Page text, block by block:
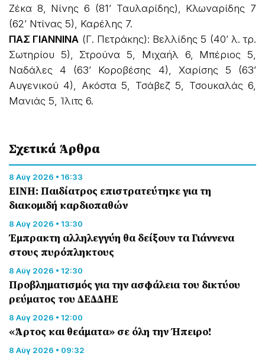
Ζέκα 8, Νίνης 6 (81’ Ταυλαρίδης), Κλωναρίδης 7
(62’ Ντίνας 5), Καρέλης 7.
ΠΑΣ ΓΙΑΝΝΙΝΑ (Γ. Πετράκης): Βελλίδης 5 (40’ λ. τρ.
Σωτηρίου 5), Στρούνα 5, Μιχαήλ 6, Μπέριος 5,
Ναδάλες 4 (63’ Κοροβέσης 4), Χαρίσης 5 (63’
Αυγενικού 4), Ακόστα 5, Τσάβεζ 5, Τσουκαλάς 6,
Μανιάς 5, Ίλιτς 6.
Σχετικά Άρθρα
8 Αύγ 2026 • 16:33
ΕΙΝΗ: Παιδίατρος επιστρατεύτηκε για τη
διακομιδή καρδιοπαθών
8 Αύγ 2026 • 13:30
Έμπρακτη αλληλεγγύη θα δείξουν τα Γιάννενα
στους πυρόπληκτους
8 Αύγ 2026 • 12:30
Προβληματισμός για την ασφάλεια του δικτύου
ρεύματος του ΔΕΔΔΗΕ
8 Αύγ 2026 • 12:00
«Άρτος και θεάματα» σε όλη την Ήπειρο!
8 Αύγ 2026 • 09:32